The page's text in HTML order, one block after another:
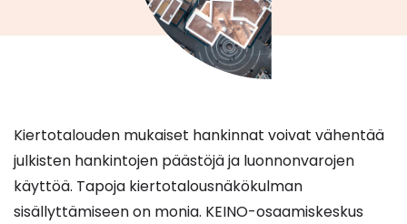
Kiertotalouden mukaiset hankinnat voivat vähentää
julkisten hankintojen päästöjä ja luonnonvarojen
käyttöä. Tapoja kiertotalousnäkökulman
sisällyttämiseen on monia. KEINO-osaamiskeskus